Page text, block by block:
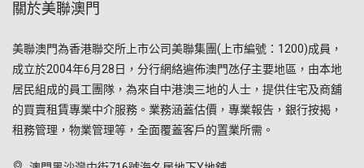
關於美聯澳門
美聯澳門為香港聯交所上市公司美聯集團(上市編號：1200)成員，
成立於2004年6月28日，分行網絡遍佈澳門氹仔主要地區，由本地
居民組成的員工團隊，為來自中港澳三地的人士，提供住宅及商舖
的買賣租賃專業中介服務。業務涵蓋估價，專業報告，銀行按揭，
租務管理，物業管理等，全面覆蓋客戶的置業所需。